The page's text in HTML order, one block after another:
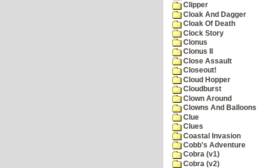
Clipper
Cloak And Dagger
Cloak Of Death
Clock Story
Clonus
Clonus II
Close Assault
Closeout!
Cloud Hopper
Cloudburst
Clown Around
Clowns And Balloons
Clue
Clues
Coastal Invasion
Cobb's Adventure
Cobra (v1)
Cobra (v2)